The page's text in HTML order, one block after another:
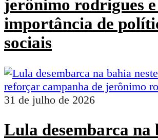
jerônimo rodrigues e
importância de
sociais
31 de julho de 2026
Lula desembarca na